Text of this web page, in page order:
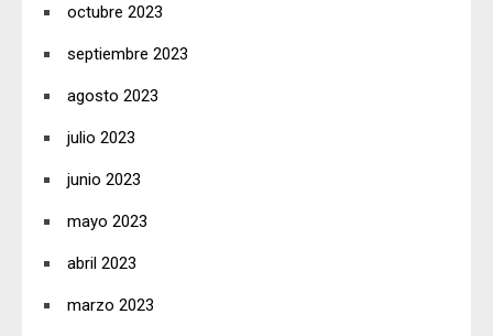
octubre 2023
septiembre 2023
agosto 2023
julio 2023
junio 2023
mayo 2023
abril 2023
marzo 2023